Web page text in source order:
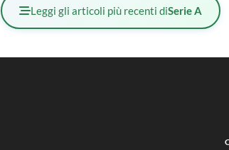
Leggi gli articoli più recenti diSerie A